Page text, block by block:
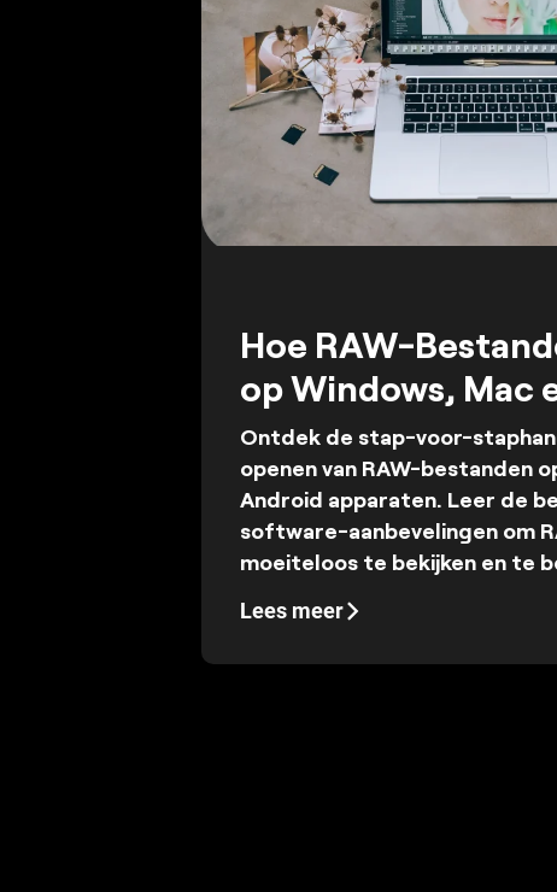
Hoe RAW-
op Windows, Mac
Ontdek de stap-voor-
openen van RAW-bestanden
Android apparaten. Leer de
software-aanbevelingen om
moeiteloos te bekijken en te
Lees meer